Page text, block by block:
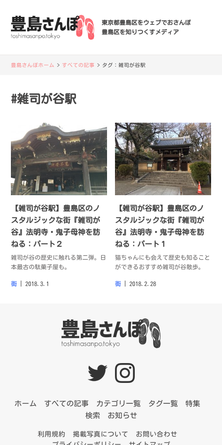
東京都豊島区をウェブでおさんぽ
豊島区を知りつくすメディア
豊島さんぽホーム > すべての記事 > タグ：雑司が谷駅
#雑司が谷駅
【雑司が谷駅】豊島区のノ
スタルジックな街『雑司が
谷』法明寺・鬼子母神を訪
ねる：パート２
雑司が谷の歴史に触れる第二弾。日
本最古の駄菓子屋も。
街 2018.3.1
【雑司が谷駅】豊島区のノ
スタルジックな街『雑司が
谷』法明寺・鬼子母神を訪
ねる：パート１
猫ちゃんにも会えて歴史も知ること
ができるおすすめ雑司が谷散歩。
街 2018.2.28
ホーム すべての記事 カテゴリ一覧 タグ一覧
特集
検索
お知らせ
利用規約 掲載写真について
お問い合わせ